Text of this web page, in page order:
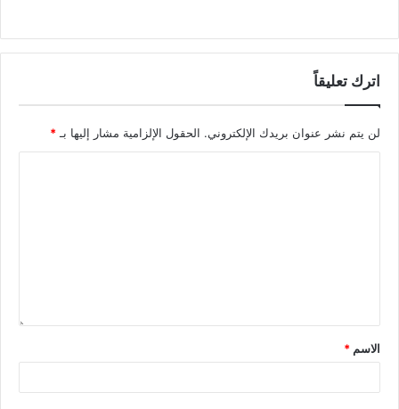
اترك تعليقاً
لن يتم نشر عنوان بريدك الإلكتروني. الحقول الإلزامية مشار إليها بـ *
الاسم *